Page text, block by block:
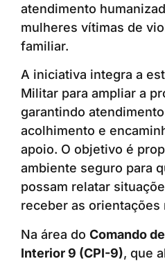
atendimento
mulheres vítimas de
familiar.
A iniciativa integra a
Militar para ampliar a
garantindo
acolhimento e
apoio. O objetivo é
ambiente seguro para
possam relatar
receber as orientações
Na área do Comando
Interior 9 (CPI-9), que